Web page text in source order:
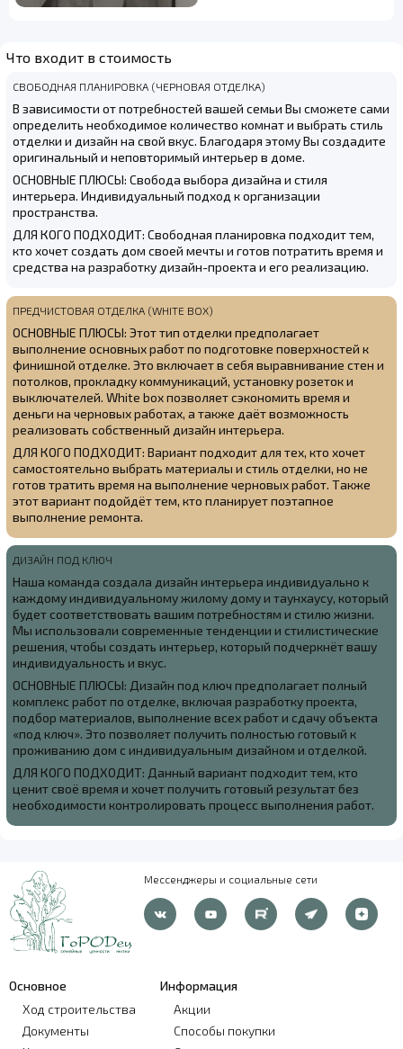
Что входит в стоимость
СВОБОДНАЯ ПЛАНИРОВКА (ЧЕРНОВАЯ ОТДЕЛКА)
В зависимости от потребностей вашей семьи Вы сможете сами
определить необходимое количество комнат и выбрать стиль
отделки и дизайн на свой вкус. Благодаря этому Вы создадите
оригинальный и неповторимый интерьер в доме.
ОСНОВНЫЕ ПЛЮСЫ: Свобода выбора дизайна и стиля
интерьера. Индивидуальный подход к организации
пространства.
ДЛЯ КОГО ПОДХОДИТ: Свободная планировка подходит тем,
кто хочет создать дом своей мечты и готов потратить время и
средства на разработку дизайн-проекта и его реализацию.
ПРЕДЧИСТОВАЯ ОТДЕЛКА (WHITE BOX)
ОСНОВНЫЕ ПЛЮСЫ: Этот тип отделки предполагает
выполнение основных работ по подготовке поверхностей к
финишной отделке. Это включает в себя выравнивание стен и
потолков, прокладку коммуникаций, установку розеток и
выключателей. White box позволяет сэкономить время и
деньги на черновых работах, а также даёт возможность
реализовать собственный дизайн интерьера.
ДЛЯ КОГО ПОДХОДИТ: Вариант подходит для тех, кто хочет
самостоятельно выбрать материалы и стиль отделки, но не
готов тратить время на выполнение черновых работ. Также
этот вариант подойдёт тем, кто планирует поэтапное
выполнение ремонта.
ДИЗАЙН ПОД КЛЮЧ
Наша команда создала дизайн интерьера индивидуально к
каждому индивидуальному жилому дому и таунхаусу, который
будет соответствовать вашим потребностям и стилю жизни.
Мы использовали современные тенденции и стилистические
решения, чтобы создать интерьер, который подчеркнёт вашу
индивидуальность и вкус.
ОСНОВНЫЕ ПЛЮСЫ: Дизайн под ключ предполагает полный
комплекс работ по отделке, включая разработку проекта,
подбор материалов, выполнение всех работ и сдачу объекта
«под ключ». Это позволяет получить полностью готовый к
проживанию дом с индивидуальным дизайном и отделкой.
ДЛЯ КОГО ПОДХОДИТ: Данный вариант подходит тем, кто
ценит своё время и хочет получить готовый результат без
необходимости контролировать процесс выполнения работ.
Мессенджеры и социальные сети
Основное
Ход строительства
Документы
Информация
Акции
Способы покупки